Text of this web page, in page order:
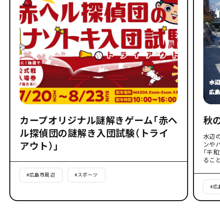
カープオリジナル謎解きゲーム「赤ヘ
ル探偵団の謎解き入団試験（トライ
アウト）」
#広島市周辺 #スポーツ
秋
水辺
ンや
「平
るこ
#広